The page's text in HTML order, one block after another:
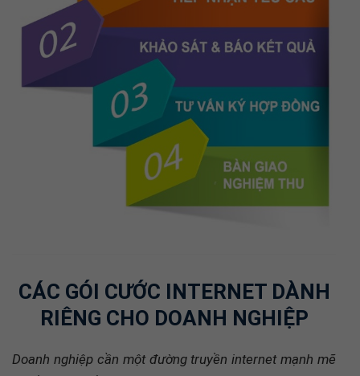
RIÊNG CHO DOANH NGHIỆP
và ổn định để phục vụ công việc.FPT Telecomcung